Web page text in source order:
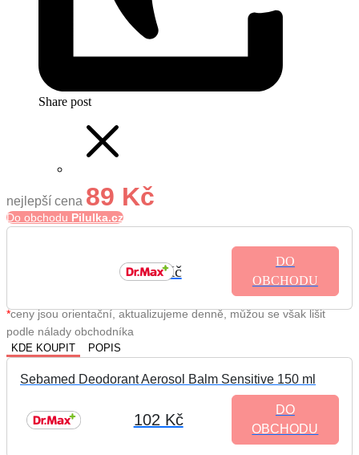
Share post
nejlepší cena 89 Kč
Do obchodu Pilulka.cz
102 Kč
DO
OBCHODU
*ceny jsou orientační, aktualizujeme denně, můžou se však lišit
podle nálady obchodníka
KDE KOUPIT POPIS
Sebamed Deodorant Aerosol Balm Sensitive 150 ml
102 Kč
DO
OBCHODU